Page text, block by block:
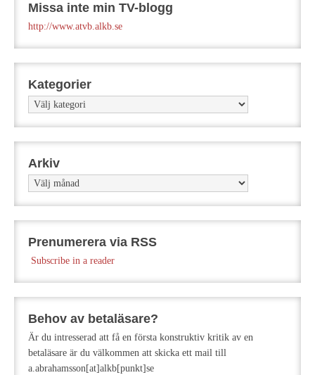
Missa inte min TV-blogg
http://www.atvb.alkb.se
Kategorier
Kategorier
Arkiv
Arkiv
Prenumerera via RSS
Subscribe in a reader
Behov av betaläsare?
Är du intresserad att få en första konstruktiv kritik av en
betaläsare är du välkommen att skicka ett mail till
a.abrahamsson[at]alkb[punkt]se